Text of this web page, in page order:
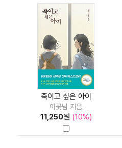
죽이고 싶은 아이
이꽃님 지음
11,250원 (10%)